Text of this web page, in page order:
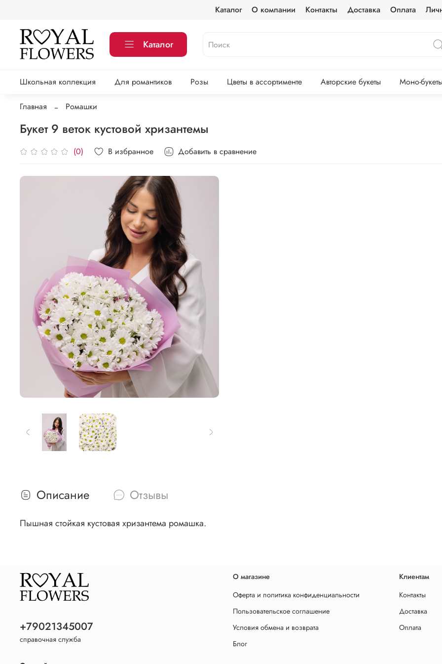
Каталог О компании Контакты Доставка Оплата
Каталог
Школьная коллекция Для романтиков Розы Цветы в ассортименте Авторские букеты Моно-
Главная Ромашки
Букет 9 веток кустовой хризантемы
(0) В избранное Добавить в сравнение
Описание Отзывы
Пышная стойкая кустовая хризантема ромашка.
О магазине
Оферта и политика конфиденциальности
Пользовательское соглашение
Условия обмена и возврата
Блог
Клиентам
Контакты
Доставка
Оплата
+79021345007
справочная служба